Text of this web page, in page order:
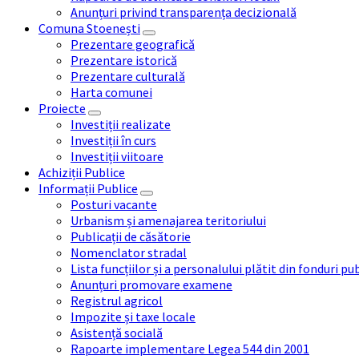
Anunțuri privind transparența decizională
Comuna Stoenești
Prezentare geografică
Prezentare istorică
Prezentare culturală
Harta comunei
Proiecte
Investiții realizate
Investiții în curs
Investiții viitoare
Achiziții Publice
Informații Publice
Posturi vacante
Urbanism și amenajarea teritoriului
Publicații de căsătorie
Nomenclator stradal
Lista funcțiilor și a personalului plătit din fonduri
Anunțuri promovare examene
Registrul agricol
Impozite și taxe locale
Asistență socială
Rapoarte implementare Legea 544 din 2001